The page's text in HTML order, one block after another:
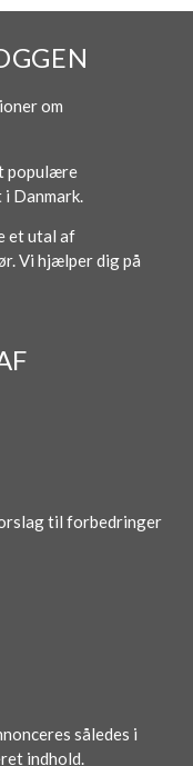
om
populære
Danmark.
et utal af
Vi hjælper dig på
til forbedringer
således i
indhold.